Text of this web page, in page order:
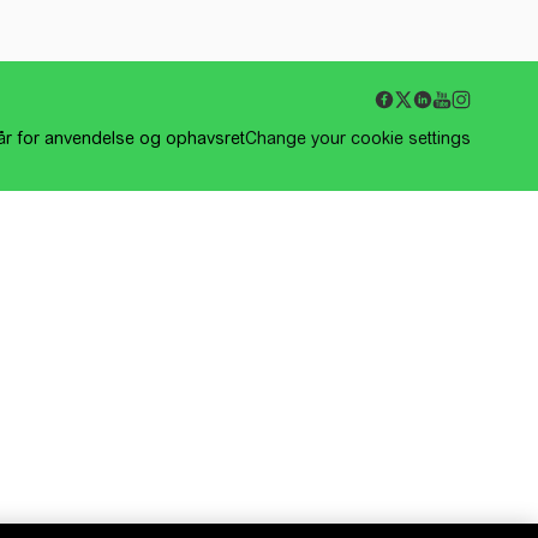
for anvendelse og ophavsretChange your cookie settings